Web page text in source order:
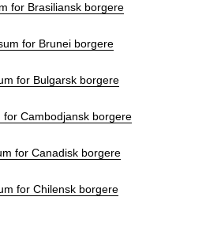
for Brasiliansk borgere
for Brunei borgere
for Bulgarsk borgere
for Cambodjansk borgere
for Canadisk borgere
for Chilensk borgere